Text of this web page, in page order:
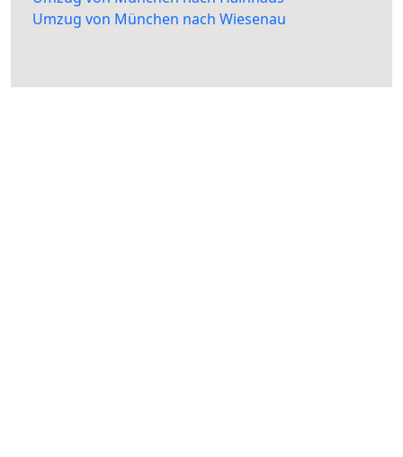
Umzug von München nach Wiesenau